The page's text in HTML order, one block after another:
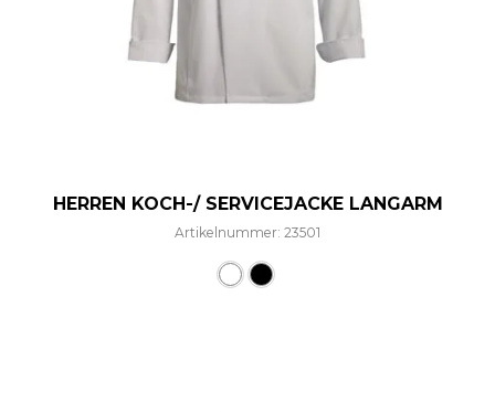
HERREN KOCH-/ SERVICEJACKE LANGARM
Artikelnummer: 23501